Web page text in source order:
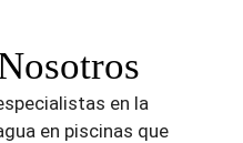
en la
en piscinas que